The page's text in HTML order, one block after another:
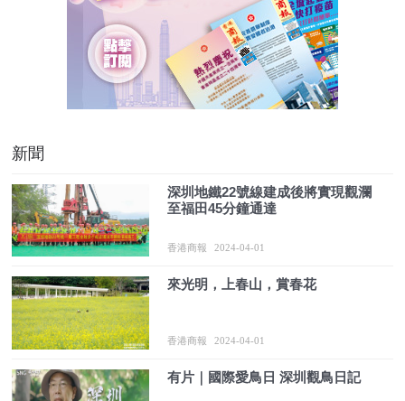
新聞
深圳地鐵22號線建成後將實現觀瀾
至福田45分鐘通達
香港商報 2024-04-01
來光明，上春山，賞春花
香港商報 2024-04-01
有片｜國際愛鳥日 深圳觀鳥日記